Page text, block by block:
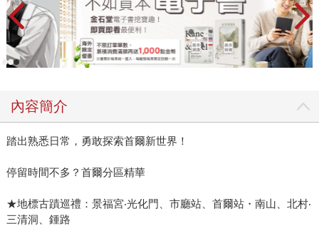
內容簡介
踏出熟悉日常，勇敢探索首爾新世界！
停留時間不多？首爾分區精華
★地標古蹟巡禮：景福宮‧光化門、市廳站、首爾站・南山、北村‧
三清洞、鍾路